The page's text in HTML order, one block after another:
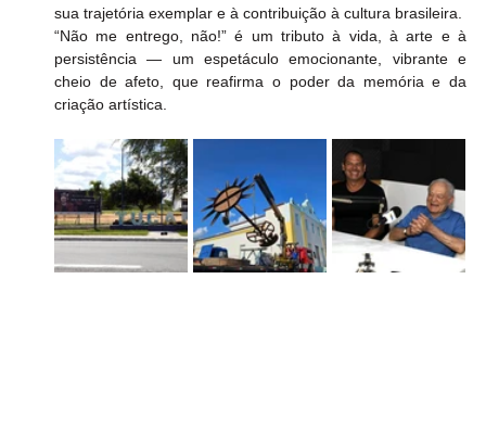
sua trajetória exemplar e à contribuição à cultura brasileira.
“Não me entrego, não!” é um tributo à vida, à arte e à
persistência — um espetáculo emocionante, vibrante e
cheio de afeto, que reafirma o poder da memória e da
criação artística.